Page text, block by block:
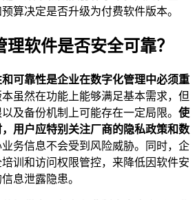
算决定是否升级为付费软件版本。
软件是否安全可靠？
可靠性是企业在数字化管理中必须重
虽然在功能上能够满足基本需求，但
及备份机制上可能存在一定局限。 使
用户应特别关注厂商的隐私政策和数
务信息不会受到风险威胁。同时，企
训和访问权限管控，来降低因软件安
息泄露隐患。